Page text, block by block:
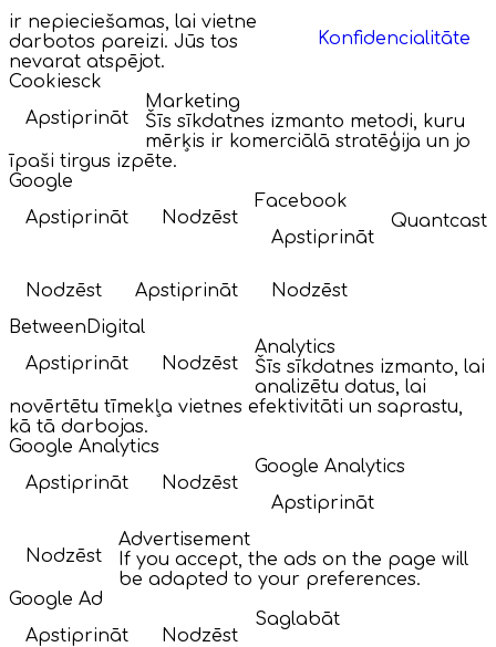
Konfidencialitāte
ir nepieciešamas, lai vietne
darbotos pareizi. Jūs tos
nevarat atspējot.
Cookiesck
Apstiprināt
Marketing
Šīs sīkdatnes izmanto metodi, kuru
mērķis ir komerciālā stratēģija un jo
īpaši tirgus izpēte.
Google
Apstiprināt
Nodzēst
Facebook
Apstiprināt
Nodzēst
Quantcast
Apstiprināt
Nodzēst
BetweenDigital
Apstiprināt
Nodzēst
Analytics
Šīs sīkdatnes izmanto, lai
analizētu datus, lai
novērtētu tīmekļa vietnes efektivitāti un saprastu,
kā tā darbojas.
Google Analytics
Apstiprināt
Nodzēst
Google Analytics
Apstiprināt
Nodzēst
Advertisement
If you accept, the ads on the page will
be adapted to your preferences.
Google Ad
Apstiprināt
Nodzēst
Saglabāt